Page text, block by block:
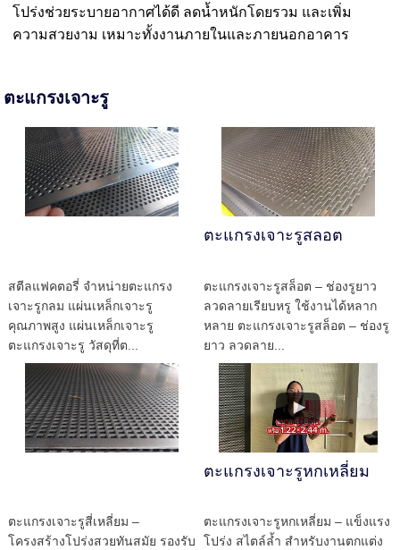
โปร่งช่วยระบายอากาศได้ดี ลดน้ำหนักโดยรวม และเพิ่ม
ความสวยงาม เหมาะทั้งงานภายในและภายนอกอาคาร
ตะแกรงเจาะรู
สตีลแฟคตอรี่ จำหน่ายตะแกรง
เจาะรูกลม แผ่นเหล็กเจาะรู
คุณภาพสูง แผ่นเหล็กเจาะรู
ตะแกรงเจาะรู วัสดุที่ต...
ตะแกรงเจาะรูสลอต
ตะแกรงเจาะรูสล็อต – ช่องรูยาว
ลวดลายเรียบหรู ใช้งานได้หลาก
หลาย ตะแกรงเจาะรูสล็อต – ช่องรู
ยาว ลวดลาย...
ตะแกรงเจาะรูสี่เหลี่ยม –
โครงสร้างโปร่งสวยทันสมัย รองรับ
ตะแกรงเจาะรูหกเหลี่ยม
ตะแกรงเจาะรูหกเหลี่ยม – แข็งแรง
โปร่ง สไตล์ล้ำ สำหรับงานตกแต่ง